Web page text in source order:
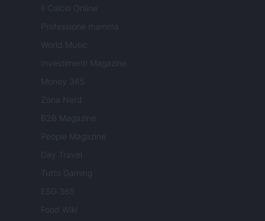
Il Calcio Online
Professione mamma
World Music
Investimenti Magazine
Money 365
Zona Nerd
B2B Magazine
People Magazine
Day Travel
Tutto Gaming
ESG 365
Food Wiki